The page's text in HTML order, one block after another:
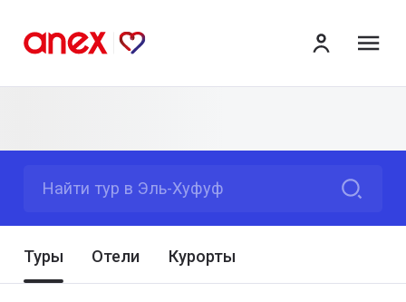
Найти тур в Эль-Хуфуф
Туры Отели Курорты